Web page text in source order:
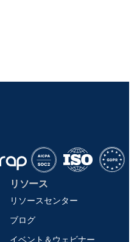
リソース
リソースセンター
ブログ
イベント＆ウェビナー